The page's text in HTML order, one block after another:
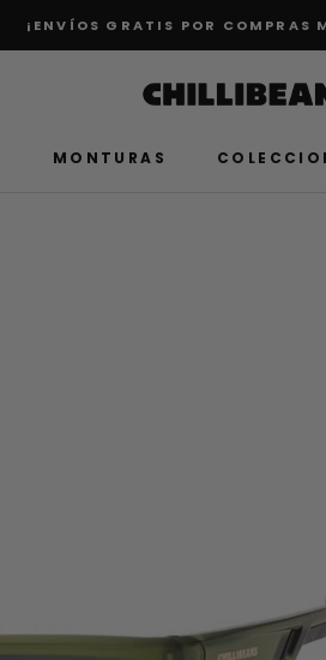
¡ENVÍOS GRATIS POR COMPRAS
MONTURAS